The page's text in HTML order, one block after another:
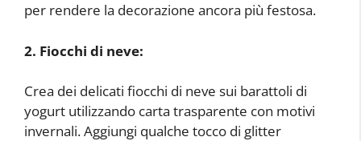
per rendere la decorazione ancora più festosa.
2. Fiocchi di neve:
Crea dei delicati fiocchi di neve sui barattoli di
yogurt utilizzando carta trasparente con motivi
invernali. Aggiungi qualche tocco di glitter